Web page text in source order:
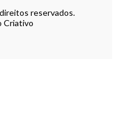
reservados.
Criativo